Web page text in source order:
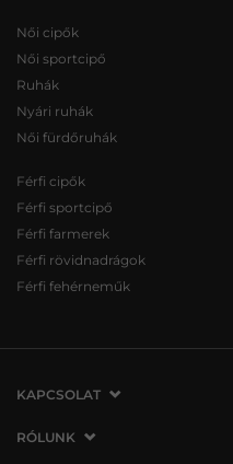
Női cipők
Női sportcipő
Ruhák
Nyári ruhák
Női fürdőruhák
Férfi cipők
Férfi sportcipő
Férfi farmerek
Férfi rövidnadrágok
Férfi fehérneműk
KAPCSOLAT
VERMONT Services Slovakia s. r. o.
RÓLUNK